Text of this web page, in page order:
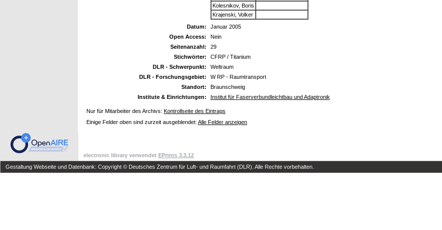
Kolesnikov, Boris
Krajenski, Volker
Datum:
Januar 2005
Open Access:
Nein
Seitenanzahl:
29
Stichwörter:
CFRP / Titanium
DLR - Schwerpunkt:
Weltraum
DLR - Forschungsgebiet:
W RP - Raumtransport
Standort:
Braunschweig
Institute & Einrichtungen:
Institut für Faserverbundleichtbau und Adaptronik
Nur für Mitarbeiter des Archivs: Kontrollseite des Eintrags
Einige Felder oben sind zurzeit ausgeblendet: Alle Felder anzeigen
electronic library verwendet EPrints 3.3.12
Gestaltung Webseite und Datenbank: Copyright © Deutsches Zentrum für Luft- und Raumfahrt (DLR). Alle Rechte vorbehalten.